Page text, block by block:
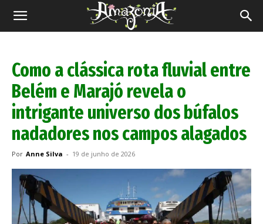
Revista
Como a clássica rota fluvial entre
Belém e Marajó revela o
intrigante universo dos búfalos
nadadores nos campos alagados
Por Anne Silva - 19 de junho de 2026